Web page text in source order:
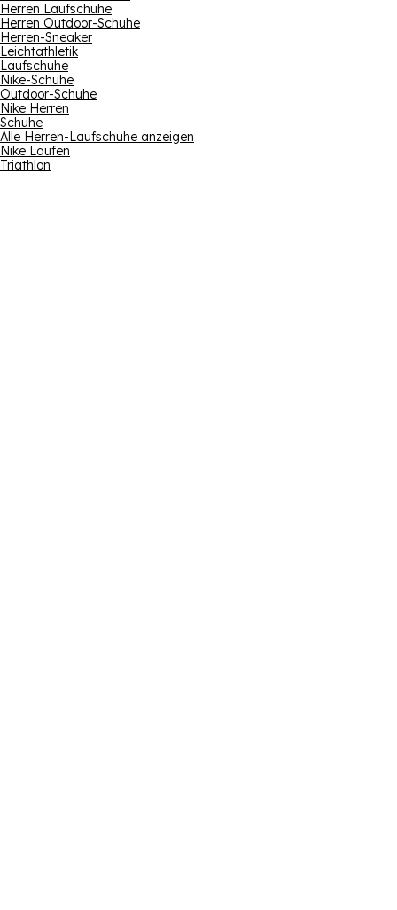
Herren Laufschuhe
Herren Outdoor-Schuhe
Herren-Sneaker
Leichtathletik
Laufschuhe
Nike-Schuhe
Outdoor-Schuhe
Nike Herren
Schuhe
Alle Herren-Laufschuhe anzeigen
Nike Laufen
Triathlon